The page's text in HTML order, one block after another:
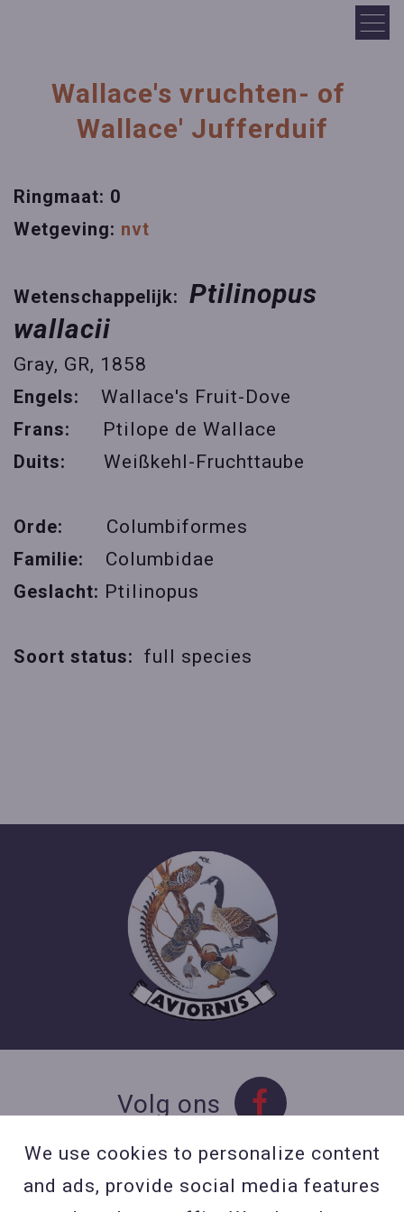
Wallace's vruchten- of
Wallace' Jufferduif
Ringmaat: 0
Wetgeving: nvt
Wetenschappelijk: Ptilinopus
wallacii
Gray, GR, 1858
Engels: Wallace's Fruit-Dove
Frans: Ptilope de Wallace
Duits: Weißkehl-Fruchttaube
Orde: Columbiformes
Familie: Columbidae
Geslacht: Ptilinopus
Soort status: full species
Volg ons
Contact
We use cookies to personalize content
and ads, provide social media features